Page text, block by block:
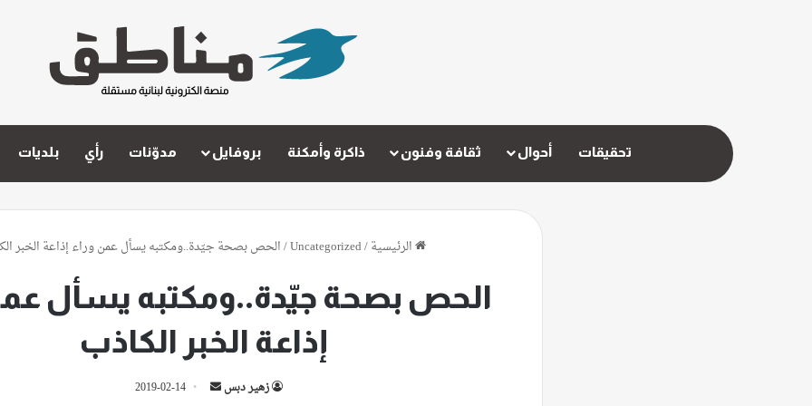
تحقيقات أحوال ثقافة وفنون ذاكرة وأمكنة بروفايل مدوّنات رأي بلديات
الرئيسية/
Uncategorized
/الحص بصحة جيّدة..ومكتبه يسأل عمن وراء إذاعة الخبر
الحص بصحة جيّدة..ومكتبه يسأل
إذاعة الخبر الكاذب
زهير دبس
أرسل 2019-02-14